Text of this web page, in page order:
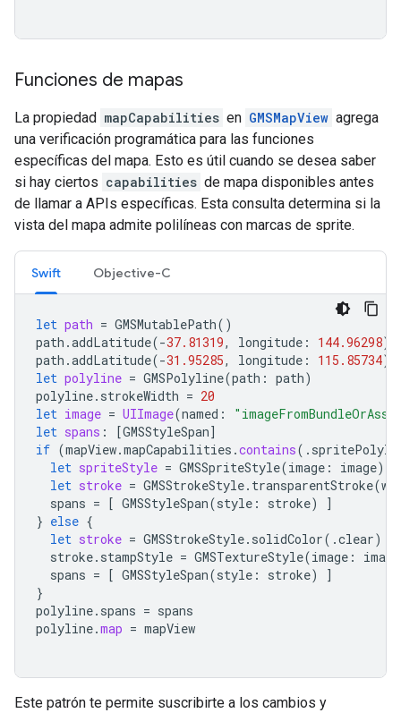
Funciones de mapas
La propiedad mapCapabilities en GMSMapView agrega
una verificación programática para las funciones
específicas del mapa. Esto es útil cuando se desea saber
si hay ciertos capabilities de mapa disponibles antes
de llamar a APIs específicas. Esta consulta determina si la
vista del mapa admite polilíneas con marcas de sprite.
Swift Objective-C
let path = GMSMutablePath()
path .addLatitude(-37.81319, longitude : 144.96298)
path .addLatitude(-31.95285, longitude : 115.85734)
let polyline = GMSPolyline(path : path)
polyline. strokeWidth = 20
let image = UIImage(named :
let spans : [GMSStyleSpan]
if (mapView.mapCapabilities .contains(.
let spriteStyle = GMSSpriteStyle(image : image)
let stroke = GMSStrokeStyle. transparentStroke(
spans = [ GMSStyleSpan(style : stroke)
]
} else {
let stroke = GMSStrokeStyle. solidColor(.clear)
stroke. stampStyle = GMSTextureStyle(image : image
spans = [ GMSStyleSpan(style : stroke)
]
}
polyline. spans = spans
polyline.map = mapView
Este patrón te permite suscribirte a los cambios y